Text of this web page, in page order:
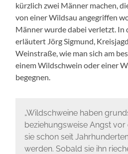
kürzlich zwei Männer machen,
von einer Wildsau angegriffen
Männer wurde dabei verletzt. In
erläutert Jörg Sigmund,
Weinstraße, wie man sich am
einem Wildschwein oder einer
begegnen.
„Wildschweine haben
beziehungsweise Angst
sie schon seit
werden. Sobald sie ihn